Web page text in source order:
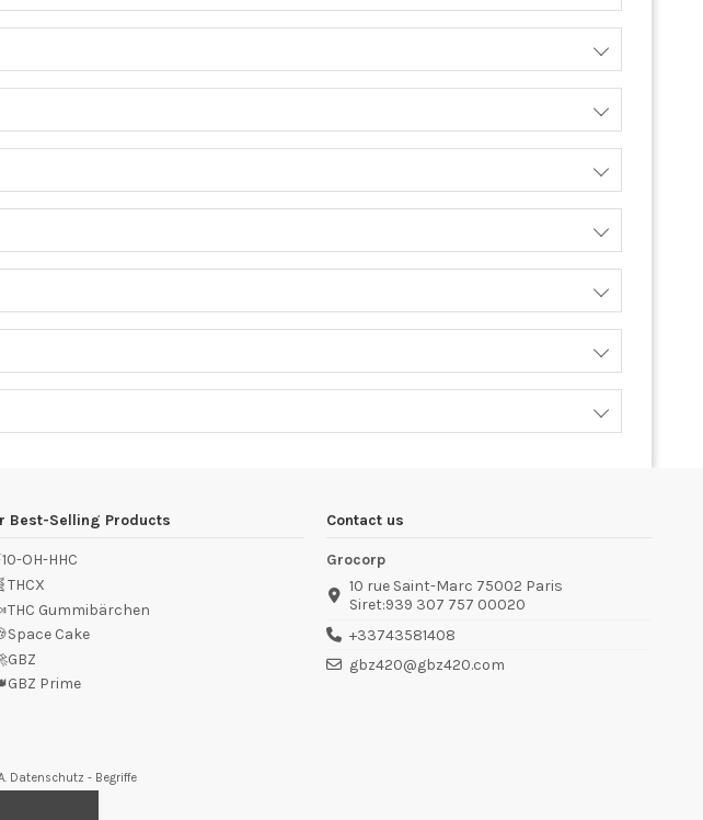
Best-Selling Products
OH-HHC
Gummibärchen
Cake
Prime
Contact us
Grocorp
10 rue Saint-Marc 75002 Paris
Siret:939 307 757 00020
+33743581408
gbz420@gbz420.com
Datenschutz - Begriffe